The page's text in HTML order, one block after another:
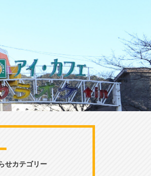
せカテゴリー